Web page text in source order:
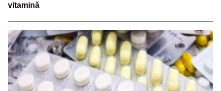
vitamină